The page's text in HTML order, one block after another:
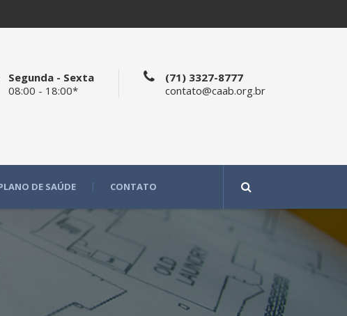
Segunda - Sexta
08:00 - 18:00*
(71) 3327-8777
contato@caab.org.br
DE SAÚDE CONTATO